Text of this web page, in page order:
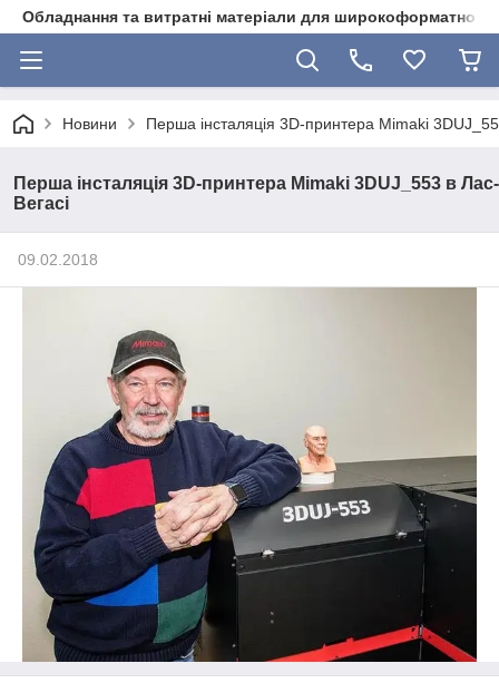
Обладнання та витратні матеріали для широкоформатного
Новини Перша інсталяція 3D-принтера Mimaki
Перша інсталяція 3D-принтера Mimaki 3DUJ_553 в Лас-
Вегасі
09.02.2018